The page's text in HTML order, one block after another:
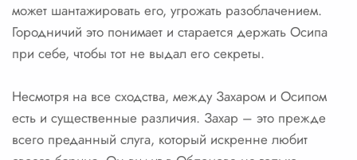
может шантажировать его, угрожать разоблачением.
Городничий это понимает и старается держать Осипа
при себе, чтобы тот не выдал его секреты.
Несмотря на все сходства, между Захаром и Осипом
есть и существенные различия. Захар – это прежде
всего преданный слуга, который искренне любит